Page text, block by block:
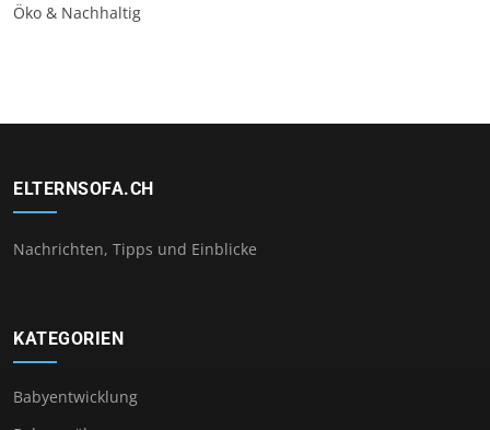
Öko & Nachhaltig
ELTERNSOFA.CH
Nachrichten, Tipps und Einblicke
KATEGORIEN
Babyentwicklung